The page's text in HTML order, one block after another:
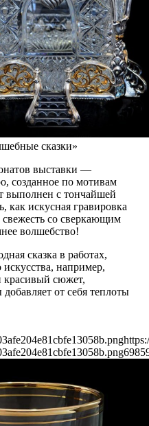
сказки»
выставки —
созданное по мотивам
выполнен с тончайшей
как искусная гравировка
со сверкающим
волшебство!
сказка в работах,
например,
сюжет,
от себя теплоты
698